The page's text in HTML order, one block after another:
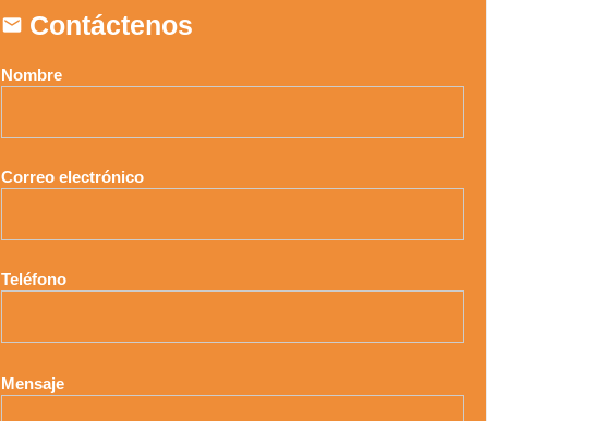
Contáctenos
Nombre
Correo electrónico
Teléfono
Mensaje